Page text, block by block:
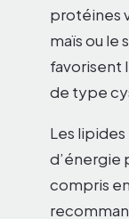
protéines
maïs ou le
favorisent
de type
Les
d’énergie
compris